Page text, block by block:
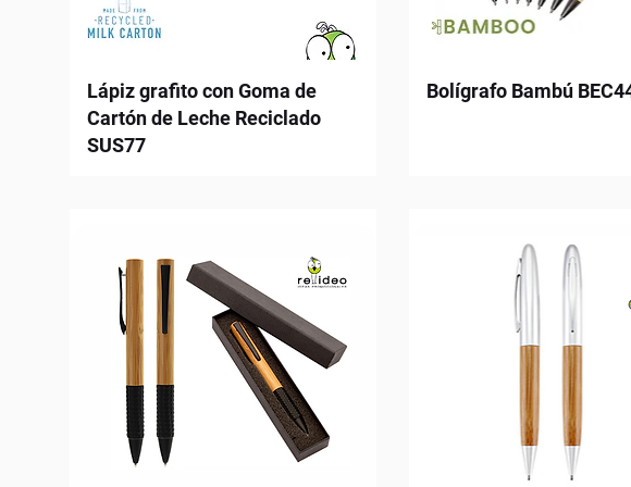
Lápiz grafito con Goma de
Cartón de Leche Reciclado
SUS77
Bolígrafo Bambú